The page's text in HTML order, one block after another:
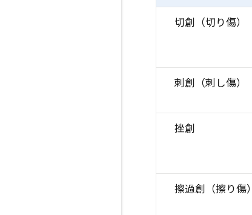
切創（切り傷）
刺創（刺し傷）
挫創
擦過創（擦り傷）